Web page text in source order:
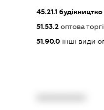
45.21.1будівництво
51.53.2оптова
51.90.0інші види